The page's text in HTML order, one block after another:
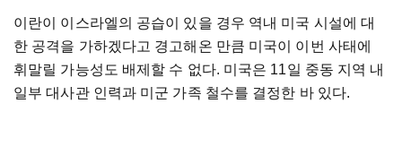
이란이 이스라엘의 공습이 있을 경우 역내 미국 시설에 대
한 공격을 가하겠다고 경고해온 만큼 미국이 이번 사태에
휘말릴 가능성도 배제할 수 없다. 미국은 11일 중동 지역 내
일부 대사관 인력과 미군 가족 철수를 결정한 바 있다.